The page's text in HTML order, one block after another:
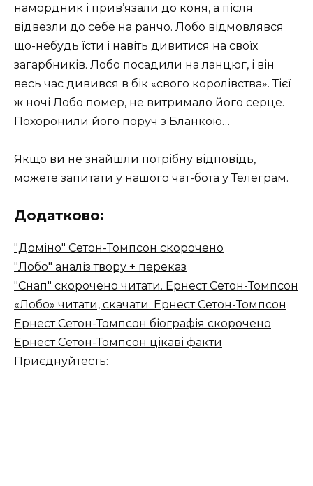
намордник і прив’язали до коня, а після
відвезли до себе на ранчо. Лобо відмовлявся
що-небудь їсти і навіть дивитися на своїх
загарбників. Лобо посадили на ланцюг, і він
весь час дивився в бік «свого королівства». Тієї
ж ночі Лобо помер, не витримало його серце.
Похоронили його поруч з Бланкою…
Якщо ви не знайшли потрібну відповідь,
можете запитати у нашого чат-бота у Телеграм.
Додатково:
"Доміно" Сетон-Томпсон скорочено
"Лобо" аналіз твору + переказ
"Снап" скорочено читати. Ернест Сетон-Томпсон
«Лобо» читати, скачати. Ернест Сетон-Томпсон
Ернест Сетон-Томпсон біографія скорочено
Ернест Сетон-Томпсон цікаві факти
Приєднуйтесть: